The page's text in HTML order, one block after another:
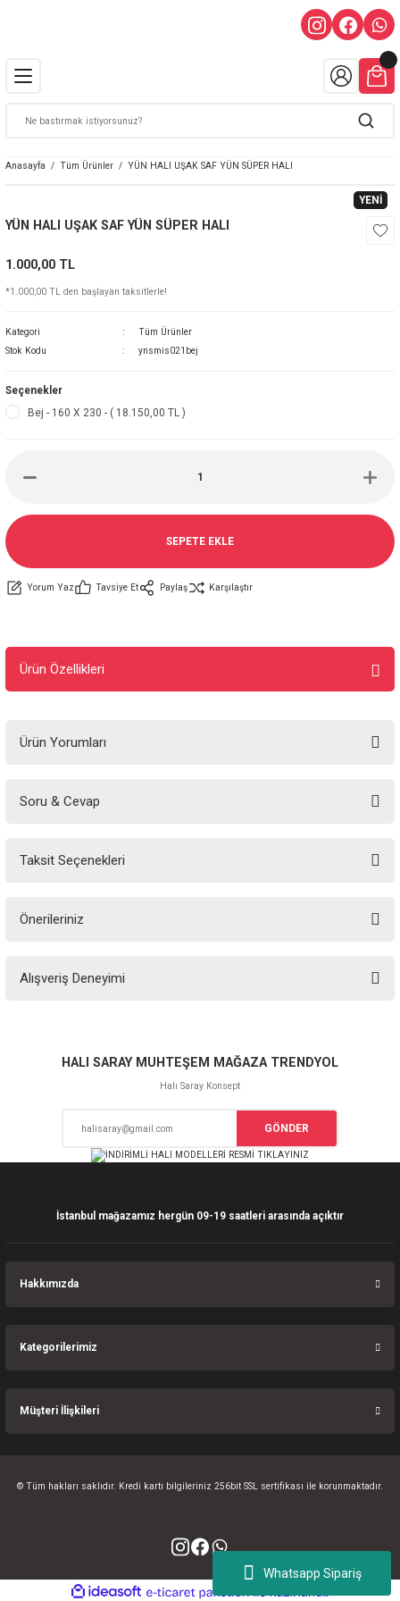
Whatsapp Sipariş
Anasayfa Tüm Ürünler YÜN HALI UŞAK SAF YÜN SÜPER HALI
YENİ
YÜN HALI UŞAK SAF YÜN SÜPER HALI
1.000,00 TL
*1.000,00 TL den başlayan taksitlerle!
Kategori
Tüm Ürünler
Stok Kodu
ynsmis021bej
Seçenekler
Bej - 160 X 230 - ( 18.150,00 TL )
SEPETE EKLE
Yorum Yaz Tavsiye Et Paylaş Karşılaştır
Ürün Özellikleri
Ürün Yorumları
Soru & Cevap
Taksit Seçenekleri
Önerileriniz
yetersiz gördüğünüz noktaları öneri formunu kullanarak tarafımıza
Ürün resmi kalitesiz, bozuk veya görüntülenemiyor.
Ürün açıklamasında eksik bilgiler bulunuyor.
Bu ürüne benzer farklı alternatifler olmalı.
Alışveriş Deneyimi
Sitemize ilk yorumu siz yapın!
HALI SARAY MUHTEŞEM MAĞAZA TRENDYOL
Halı Saray Konsept
GÖNDER
İstanbul mağazamız hergün 09-19 saatleri arasında açıktır
Hakkımızda
Kategorilerimiz
Müşteri İlişkileri
© Tüm hakları saklıdır. Kredi kartı bilgileriniz 256bit SSL sertifikası ile korunmaktadır.
ideasoft